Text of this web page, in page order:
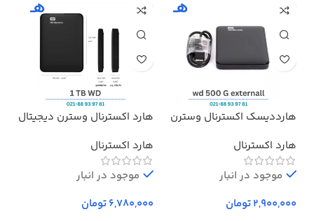
هارددیسک اکسترنال وسترن
500 گیگابایت استوک ا
Western Digital Elements
External Hard Drive – 500GB
هارد اکسترنال
موجود در انبار
تومان
هارد اکسترنال وسترن دیجیتال
هارد اکسترنال
موجود در انبار
تومان